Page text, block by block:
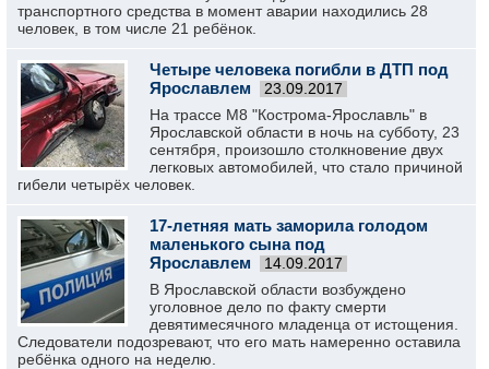
транспортного средства в момент аварии находились 28
человек, в том числе 21 ребёнок.
Четыре человека погибли в ДТП под
Ярославлем
23.09.2017
На трассе М8 "Кострома-Ярославль" в
Ярославской области в ночь на субботу, 23
сентября, произошло столкновение двух
легковых автомобилей, что стало причиной
гибели четырёх человек.
17-летняя мать заморила голодом
маленького сына под
Ярославлем
14.09.2017
В Ярославской области возбуждено
уголовное дело по факту смерти
девятимесячного младенца от истощения.
Следователи подозревают, что его мать намеренно оставила
ребёнка одного на неделю.